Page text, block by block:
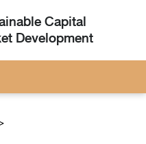
Capital
Development